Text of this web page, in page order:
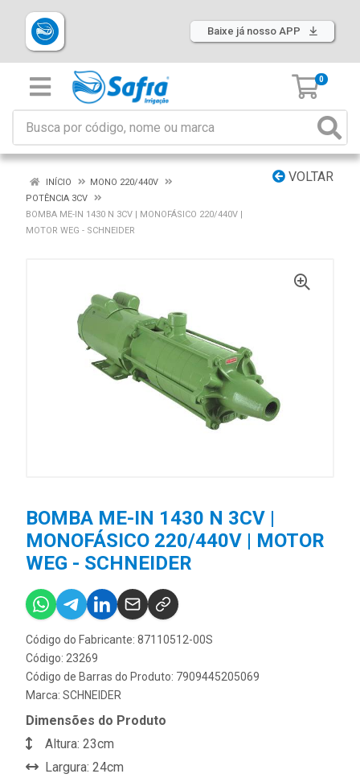
Baixe já nosso APP
0
VOLTAR
INÍCIO
MONO 220/440V
POTÊNCIA 3CV
BOMBA ME-IN 1430 N 3CV | MONOFÁSICO 220/440V |
MOTOR WEG - SCHNEIDER
BOMBA ME-IN 1430 N 3CV |
MONOFÁSICO 220/440V | MOTOR
WEG - SCHNEIDER
Código do Fabricante: 87110512-00S
Código: 23269
Código de Barras do Produto: 7909445205069
Marca: SCHNEIDER
Dimensões do Produto
Altura: 23cm
Largura: 24cm